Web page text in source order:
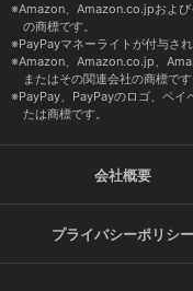
Amazon、Amazon.co.jpおよ
の商標です。
PayPayマネーライトが付与さ
Amazon、Amazon.co.jp、
またはその関連会社の商標です
PayPay、PayPayのロゴ、ペイ
たは商標です。
会社概要
プライバシーポリシー